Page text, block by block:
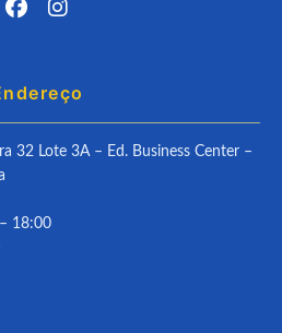
32 Lote 3A – Ed. Business Center –
18:00